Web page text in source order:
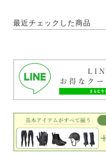
最近チェックした商品